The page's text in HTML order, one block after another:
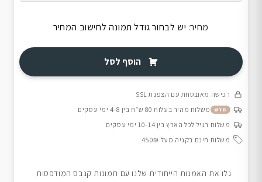
מחיר: יש לבחור גודל תמונה לחישוב המחיר
הוסף לסל
רכישה מאובטחת עם הצפנת SSL
חדש
משלוח מהיר בעלות 80 ש״ח בין 4-8 ימי עסקים
משלוח רגיל לכל הארץ בין 10-14 ימי עסקים
משלוח חינם בקניה מעל 450₪
גלו את האמנות הייחודית שלנו עם תמונות קנבס המודפסות